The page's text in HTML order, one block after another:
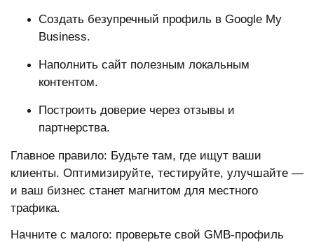
Создать безупречный профиль в Google My
Business.
Наполнить сайт полезным локальным
контентом.
Построить доверие через отзывы и
партнерства.
Главное правило: Будьте там, где ищут ваши
клиенты. Оптимизируйте, тестируйте, улучшайте —
и ваш бизнес станет магнитом для местного
трафика.
Начните с малого: проверьте свой GMB-профиль